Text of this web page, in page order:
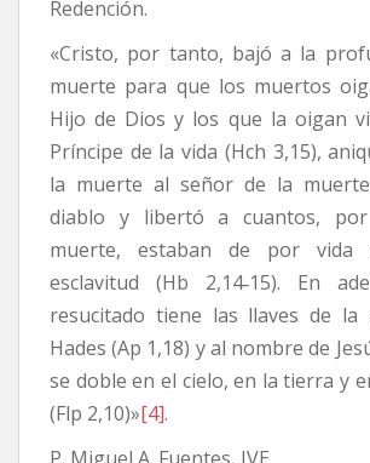
Redención.
«Cristo, por tanto, bajó a la
muerte para que los muertos
Hijo de Dios y los que la oigan
Príncipe de la vida (Hch 3,15),
la muerte al señor de la
diablo y libertó a cuantos,
muerte, estaban de por vida
esclavitud (Hb 2,14‐15). En
resucitado tiene las llaves de la
Hades (Ap 1,18) y al nombre de
se doble en el cielo, en la tierra y
(Flp 2,10)»[4].